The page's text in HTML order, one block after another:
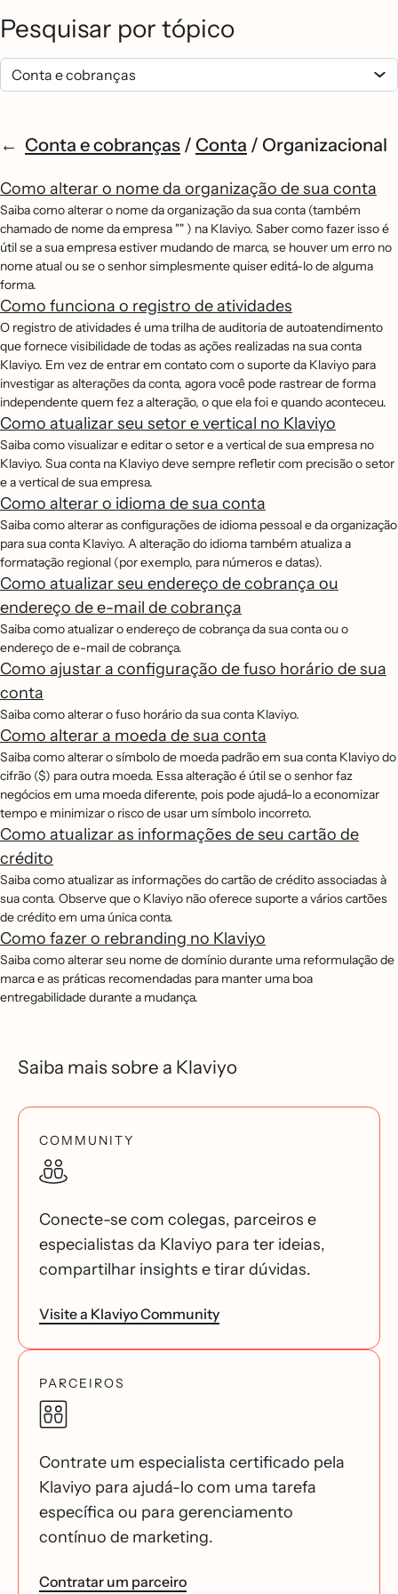
Pesquisar por tópico
Conta e cobranças / Conta / Organizacional
Como alterar o nome da organização de sua conta
Saiba como alterar o nome da organização da sua conta (também
chamado de nome da empresa "" ) na Klaviyo. Saber como fazer isso é
útil se a sua empresa estiver mudando de marca, se houver um erro no
nome atual ou se o senhor simplesmente quiser editá-lo de alguma
forma.
Como funciona o registro de atividades
O registro de atividades é uma trilha de auditoria de autoatendimento
que fornece visibilidade de todas as ações realizadas na sua conta
Klaviyo. Em vez de entrar em contato com o suporte da Klaviyo para
investigar as alterações da conta, agora você pode rastrear de forma
independente quem fez a alteração, o que ela foi e quando aconteceu.
Como atualizar seu setor e vertical no Klaviyo
Saiba como visualizar e editar o setor e a vertical de sua empresa no
Klaviyo. Sua conta na Klaviyo deve sempre refletir com precisão o setor
e a vertical de sua empresa.
Como alterar o idioma de sua conta
Saiba como alterar as configurações de idioma pessoal e da organização
para sua conta Klaviyo. A alteração do idioma também atualiza a
formatação regional (por exemplo, para números e datas).
Como atualizar seu endereço de cobrança ou
endereço de e-mail de cobrança
Saiba como atualizar o endereço de cobrança da sua conta ou o
endereço de e-mail de cobrança.
Como ajustar a configuração de fuso horário de sua
conta
Saiba como alterar o fuso horário da sua conta Klaviyo.
Como alterar a moeda de sua conta
Saiba como alterar o símbolo de moeda padrão em sua conta Klaviyo do
cifrão ($) para outra moeda. Essa alteração é útil se o senhor faz
negócios em uma moeda diferente, pois pode ajudá-lo a economizar
tempo e minimizar o risco de usar um símbolo incorreto.
Como atualizar as informações de seu cartão de
crédito
Saiba como atualizar as informações do cartão de crédito associadas à
sua conta. Observe que o Klaviyo não oferece suporte a vários cartões
de crédito em uma única conta.
Como fazer o rebranding no Klaviyo
Saiba como alterar seu nome de domínio durante uma reformulação de
marca e as práticas recomendadas para manter uma boa
entregabilidade durante a mudança.
Saiba mais sobre a Klaviyo
COMMUNITY
Conecte-se com colegas, parceiros e
especialistas da Klaviyo para ter ideias,
compartilhar insights e tirar dúvidas.
Visite a Klaviyo Community
PARCEIROS
Contrate um especialista certificado pela
Klaviyo para ajudá-lo com uma tarefa
específica ou para gerenciamento
contínuo de marketing.
Contratar um parceiro